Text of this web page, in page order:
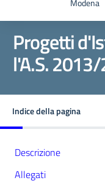
Modena
Progetti
l'A.S.
Indice della pagina
Descrizione
Allegati